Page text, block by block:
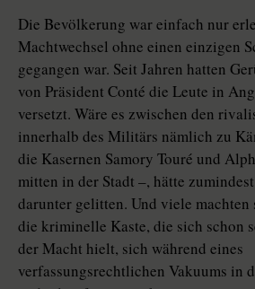
Die Bevölkerung war einfach nur
Machtwechsel ohne einen einzigen
gegangen war. Seit Jahren hatten
von Präsident Conté die Leute in
versetzt. Wäre es zwischen den
innerhalb des Militärs nämlich zu
die Kasernen Samory Touré und
mitten in der Stadt –, hätte
darunter gelitten. Und viele machten
die kriminelle Kaste, die sich schon
der Macht hielt, sich während eines
verfassungsrechtlichen Vakuums in